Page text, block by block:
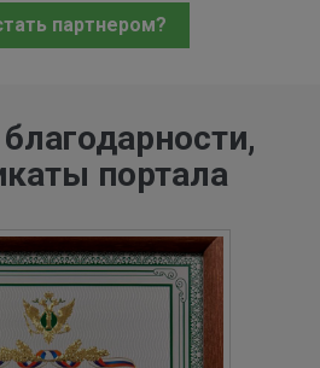
партнером?
портала